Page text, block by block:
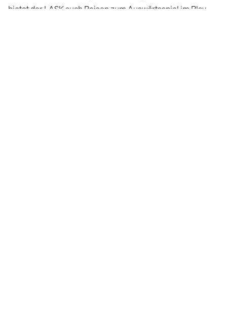
bietet der LASK auch Reisen zum Auswärtsspiel im Play-